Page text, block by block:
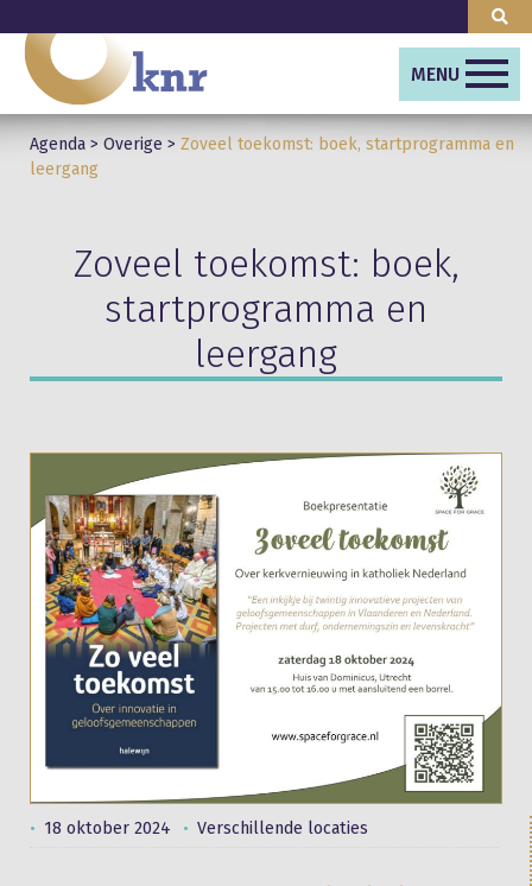
MENU
Agenda > Overige > Zoveel toekomst: boek, startprogramma en
leergang
Zoveel toekomst: boek,
startprogramma en
leergang
18 oktober 2024 Verschillende locaties